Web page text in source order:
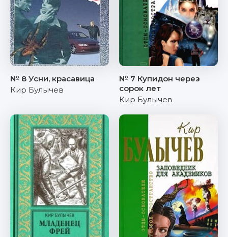
№ 8 Усни, красавица
Кир Булычев
№ 7 Купидон через
сорок лет
Кир Булычев